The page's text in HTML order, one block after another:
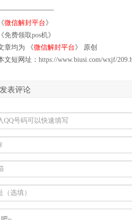
微信解封平台》
免费领取pos机》
章均为 《微信解封平台》 原创
文短网址： https://www.biusi.com/wxjf/
发表评论